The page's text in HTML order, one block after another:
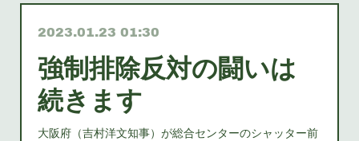
2023.01.23 01:30
強制排除反対の闘いは
続きます
大阪府（吉村洋文知事）が総合センターのシャッター前